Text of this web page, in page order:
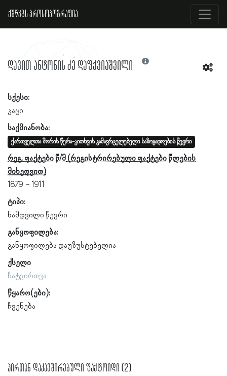
ქშწკგს პროსოპოგრაფია
დავით ანტონის ძე დაფქვიაშვილი
სქესი:
კაცი
საქმიანობა:
ქართველთა შორის წერა-კითხვის გამავრცელებელი საზოგადოების წევრი
რეგ. ფაქტები წ/მ
1879
1911
ტიპი:
ნამდვილი წევრი
განყოფილება:
განყოფილება დაუზუსტებელია
ქსელი
ჩატვირთვა
წყარო(ები):
ჩვენება
პირთან დაკავშირებული ფაქტოიდი (2)